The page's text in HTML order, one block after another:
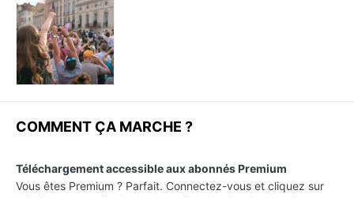
COMMENT ÇA MARCHE ?
Téléchargement accessible aux abonnés Premium
Vous êtes Premium ? Parfait. Connectez-vous et cliquez sur